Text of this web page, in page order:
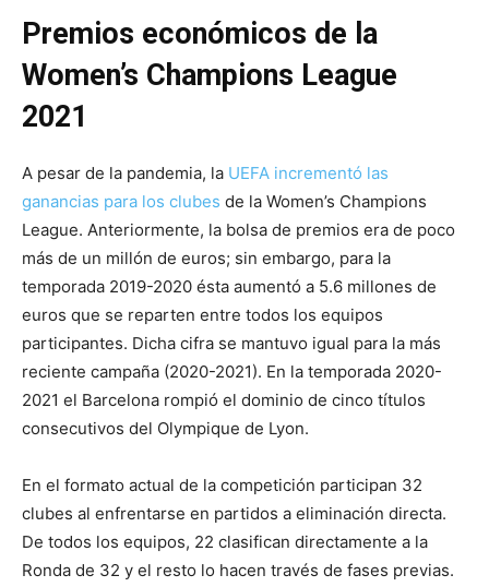
Premios económicos de la
Women’s Champions League
2021
A pesar de la pandemia, la UEFA incrementó las
ganancias para los clubes de la Women’s Champions
League. Anteriormente, la bolsa de premios era de poco
más de un millón de euros; sin embargo, para la
temporada 2019-2020 ésta aumentó a 5.6 millones de
euros que se reparten entre todos los equipos
participantes. Dicha cifra se mantuvo igual para la más
reciente campaña (2020-2021). En la temporada 2020-
2021 el Barcelona rompió el dominio de cinco títulos
consecutivos del Olympique de Lyon.
En el formato actual de la competición participan 32
clubes al enfrentarse en partidos a eliminación directa.
De todos los equipos, 22 clasifican directamente a la
Ronda de 32 y el resto lo hacen través de fases previas.